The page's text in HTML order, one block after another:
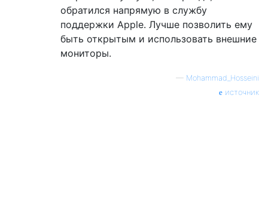
обратился напрямую в службу
поддержки Apple. Лучше позволить ему
быть открытым и использовать внешние
мониторы.
— Mohammad_Hosseini
источник